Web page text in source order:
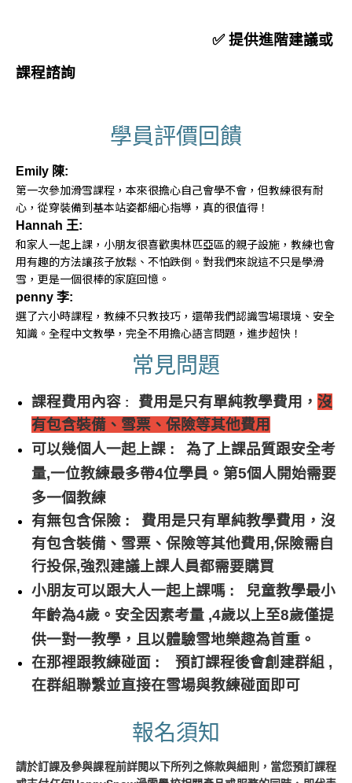
✅ 提供進階建議或
課程諮詢
學員評價回饋
Emily 陳:
第一次參加滑雪課程，本來很擔心自己會學不會，但教練很有耐
心，從穿裝備到基本站姿都細心指導，真的很值得！
Hannah 王:
和家人一起上課，小朋友很喜歡奧林匹亞區的親子設施，教練也會
用有趣的方法讓孩子放鬆、不怕跌倒。對我們來說這不只是學滑
雪，更是一個很棒的家庭回憶。
penny 李:
選了六小時課程，教練不只教技巧，還帶我們認識雪場環境、安全
知識。全程中文教學，完全不用擔心語言問題，進步超快！
常見問題
課程費用內容 : 費用是只有單純教學費用， 沒
有包含裝備、雪票、保險等其他費用
可以幾個人一起上課 : 為了上課品質跟安全考
量,一位教練最多帶4位學員 。 第5個人開始需要
多一個教練
有無包含保險 : 費用是只有單純教學費用，沒
有包含裝備、雪票、保險等其他費用,保險需自
行投保,強烈建議上課人員都需要購買
小朋友可以跟大人一起上課嗎 :
兒童教學最小
年齡為4歲。 安全因素考量 ,4歲以上至8歲僅提
供一對一教學，
且以體驗雪地樂趣為首重。
在那裡跟教練碰面 : 預訂課程後會創建群組 ,
在群組聯繫並直接在雪場與教練碰面即可
報名須知
請於訂課及參與課程前詳閱以下所列之條款與細則，當您預訂課程